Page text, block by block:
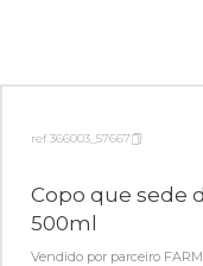
ref 366003_57667
Copo que sede
500ml
Vendido por parceiro FARM